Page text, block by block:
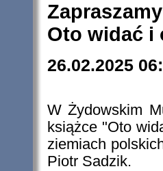
Oto widać i
26.02.2025
W Żydowskim
książce "Oto
ziemiach
Piotr Sadzik.